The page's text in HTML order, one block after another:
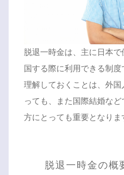
脱退一時金は、主に日本
国する際に利用できる制
理解しておくことは、外国
っても、また国際結婚な
方にとっても重要となりま
脱退一時金の概